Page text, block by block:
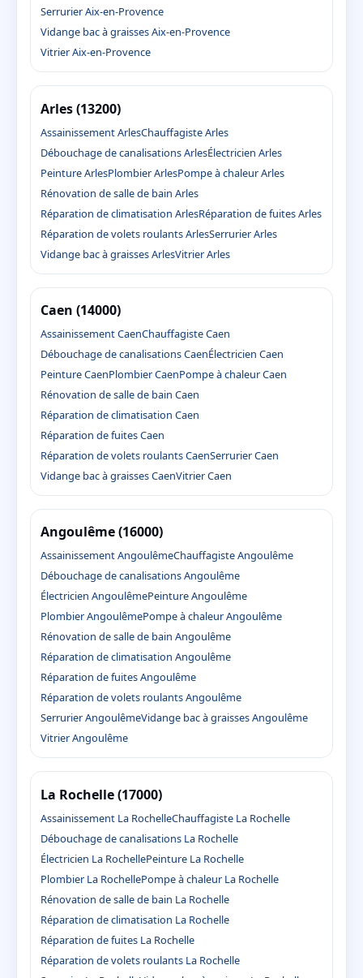
Serrurier Aix-en-Provence
Vidange bac à graisses Aix-en-Provence
Vitrier Aix-en-Provence
Arles (13200)
Assainissement ArlesChauffagiste Arles
Débouchage de canalisations ArlesÉlectricien Arles
Peinture ArlesPlombier ArlesPompe à chaleur Arles
Rénovation de salle de bain Arles
Réparation de climatisation ArlesRéparation de fuites Arles
Réparation de volets roulants ArlesSerrurier Arles
Vidange bac à graisses ArlesVitrier Arles
Caen (14000)
Assainissement CaenChauffagiste Caen
Débouchage de canalisations CaenÉlectricien Caen
Peinture CaenPlombier CaenPompe à chaleur Caen
Rénovation de salle de bain Caen
Réparation de climatisation Caen
Réparation de fuites Caen
Réparation de volets roulants CaenSerrurier Caen
Vidange bac à graisses CaenVitrier Caen
Angoulême (16000)
Assainissement AngoulêmeChauffagiste Angoulême
Débouchage de canalisations Angoulême
Électricien AngoulêmePeinture Angoulême
Plombier AngoulêmePompe à chaleur Angoulême
Rénovation de salle de bain Angoulême
Réparation de climatisation Angoulême
Réparation de fuites Angoulême
Réparation de volets roulants Angoulême
Serrurier AngoulêmeVidange bac à graisses Angoulême
Vitrier Angoulême
La Rochelle (17000)
Assainissement La RochelleChauffagiste La Rochelle
Débouchage de canalisations La Rochelle
Électricien La RochellePeinture La Rochelle
Plombier La RochellePompe à chaleur La Rochelle
Rénovation de salle de bain La Rochelle
Réparation de climatisation La Rochelle
Réparation de fuites La Rochelle
Réparation de volets roulants La Rochelle